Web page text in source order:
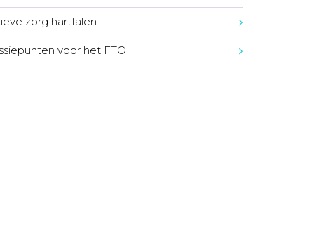
zorg hartfalen
voor het FTO